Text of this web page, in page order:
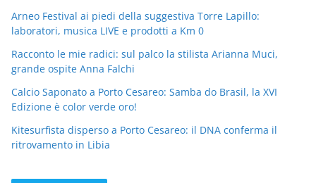
Arneo Festival ai piedi della suggestiva Torre Lapillo:
laboratori, musica LIVE e prodotti a Km 0
Racconto le mie radici: sul palco la stilista Arianna Muci,
grande ospite Anna Falchi
Calcio Saponato a Porto Cesareo: Samba do Brasil, la XVI
Edizione è color verde oro!
Kitesurfista disperso a Porto Cesareo: il DNA conferma il
ritrovamento in Libia